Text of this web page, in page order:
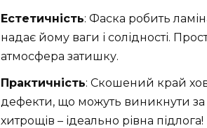
Естетичність: Фаска робить
надає йому ваги і солідності.
атмосфера затишку.
Практичність: Скошений край
дефекти, що можуть виникнути за
хитрощів – ідеально рівна підлога!